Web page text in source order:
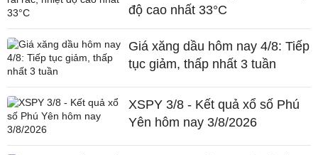
độ cao nhất 33°C
Giá xăng dầu hôm nay 4/8: Tiếp
tục giảm, thấp nhất 3 tuần
XSPY 3/8 - Kết quả xổ số Phú
Yên hôm nay 3/8/2026